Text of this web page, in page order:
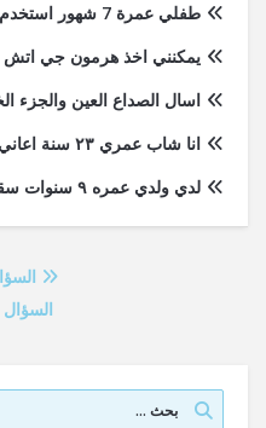
طفلي عمرة 7 شهور استخدم حليب سيميلا
يمكنني اخذ هرمون جي
اسال الصداع العين والجزء
انا شاب عمري ٢٣ سنة اعاني اي مشاكل
لدي ولدي عمره ٩ سنوات سقط الارض وتأ
السؤال